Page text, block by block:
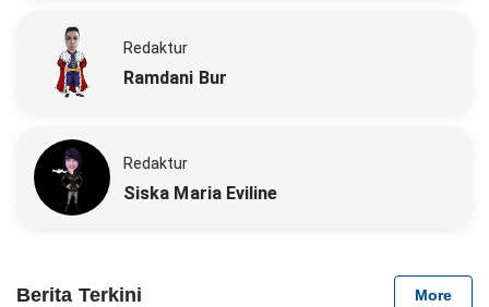
Redaktur
Ramdani Bur
Redaktur
Siska Maria Eviline
Berita Terkini More